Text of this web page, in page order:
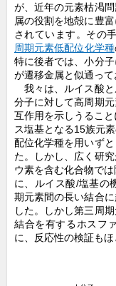
が、近年の元素枯渇
属の役割を地殻に豊
されています。その
周期元素低配位化学種
特に後者では、小分
が遷移金属と似通って
我々は、ルイス酸と
分子に対して高周期
互作用を示しうるこ
ス塩基となる15族元
配位化学種を用いず
た。しかし、広く研
ウ素を含む化合物で
に、ルイス酸/塩基の
期元素間の長い結合
した。しかし第三周
結合を有するホスフ
に、反応性の検証も